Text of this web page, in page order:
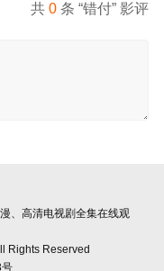
共0 条 “错付” 影评
、高清电视剧全集在线观
Rights Reserved